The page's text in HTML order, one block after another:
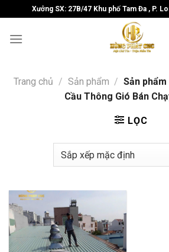
to
content
Xưởng SX: 27B/47 Khu phố Tam Đa , P.
Trang chủ / Sản phẩm / Sản
Cầu Thông Gió Bán
LỌC